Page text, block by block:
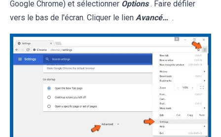
Google Chrome) et sélectionner Options . Faire défiler
vers le bas de l'écran. Cliquer le lien Avancé… .